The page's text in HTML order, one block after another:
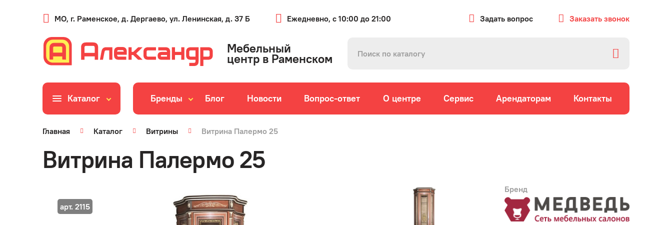
МО, г. Раменское, д. Дергаево, ул. Ленинская, д. 37 Б Ежедневно, с 10:00 до 21:00 Задать вопрос Заказать звонок
Мебельный
центр в Раменском
Каталог Бренды Блог Новости Вопрос-ответ О центре Сервис Арендаторам Контакты
Главная Каталог Витрины Витрина Палермо 25
Витрина Палермо 25
арт. 2115
Бренд